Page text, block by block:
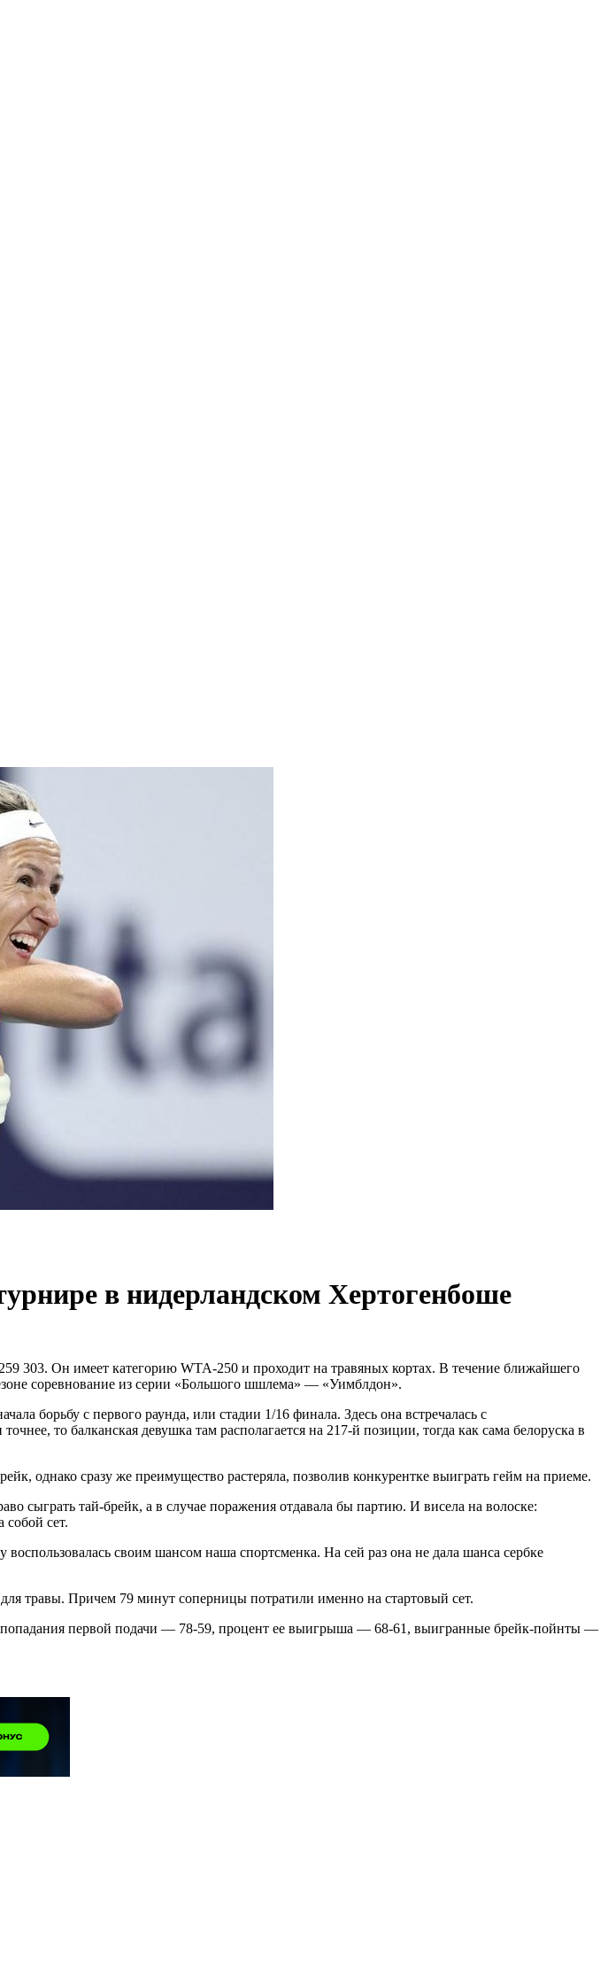
в нидерландском Хертогенбоше
Он имеет категорию WTA-250 и проходит на травяных кортах. В течение ближайшего
соревнование из серии «Большого шшлема» — «Уимблдон».
борьбу с первого раунда, или стадии 1/16 финала. Здесь она встречалась с
то балканская девушка там располагается на 217-й позиции, тогда как сама белоруска в
однако сразу же преимущество растеряла, позволив конкурентке выиграть гейм на приеме.
сыграть тай-брейк, а в случае поражения отдавала бы партию. И висела на волоске:
собой сет.
своим шансом наша спортсменка. На сей раз она не дала шанса сербке
травы. Причем 79 минут соперницы потратили именно на стартовый сет.
первой подачи — 78-59, процент ее выигрыша — 68-61, выигранные брейк-пойнты —